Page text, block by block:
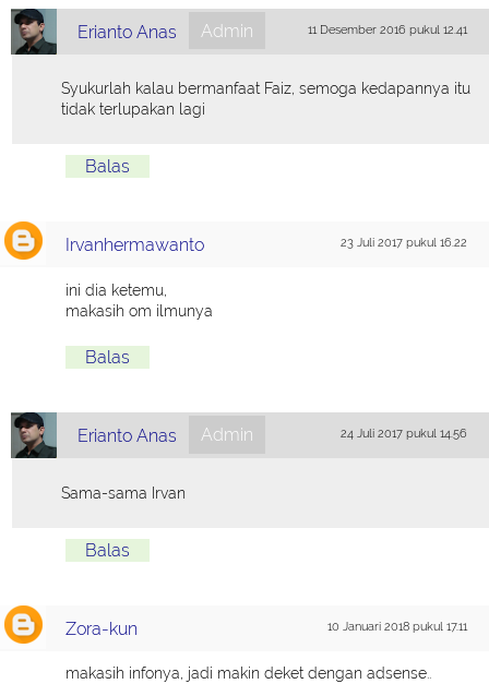
Erianto Anas Admin 11 Desember 2016 pukul 12.41
Syukurlah kalau bermanfaat Faiz, semoga kedapannya itu
tidak terlupakan lagi
Balas
Irvanhermawanto 23 Juli 2017 pukul 16.22
ini dia ketemu,
makasih om ilmunya
Balas
Erianto Anas Admin 24 Juli 2017 pukul 14.56
Sama-sama Irvan
Balas
Zora-kun 10 Januari 2018 pukul 17.11
makasih infonya, jadi makin deket dengan adsense..